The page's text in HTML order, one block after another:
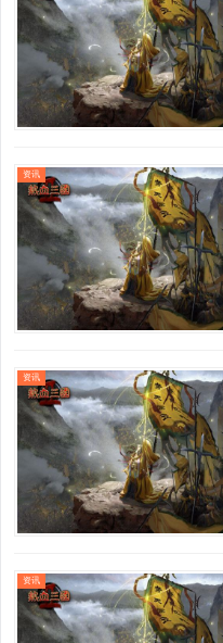
资讯
资讯
资讯